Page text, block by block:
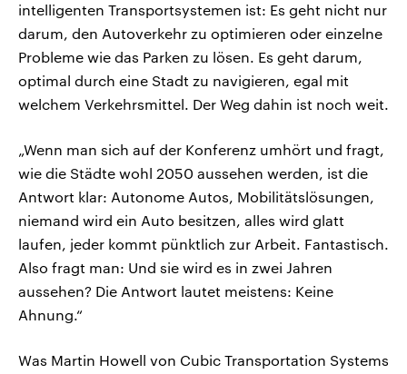
intelligenten Transportsystemen ist: Es geht nicht nur
darum, den Autoverkehr zu optimieren oder einzelne
Probleme wie das Parken zu lösen. Es geht darum,
optimal durch eine Stadt zu navigieren, egal mit
welchem Verkehrsmittel. Der Weg dahin ist noch weit.
„Wenn man sich auf der Konferenz umhört und fragt,
wie die Städte wohl 2050 aussehen werden, ist die
Antwort klar: Autonome Autos, Mobilitätslösungen,
niemand wird ein Auto besitzen, alles wird glatt
laufen, jeder kommt pünktlich zur Arbeit. Fantastisch.
Also fragt man: Und sie wird es in zwei Jahren
aussehen? Die Antwort lautet meistens: Keine
Ahnung.“
Was Martin Howell von Cubic Transportation Systems